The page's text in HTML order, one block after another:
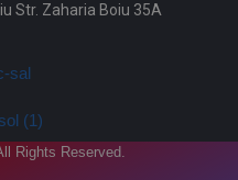
Str. Zaharia Boiu 35A
Rights Reserved.